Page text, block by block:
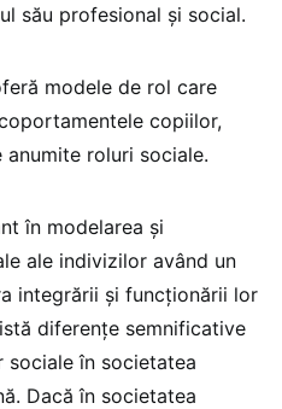
său profesional și social.
modele de rol care
copiilor,
roluri sociale.
în modelarea și
ale indivizilor având un
integrării și funcționării lor
diferențe semnificative
în societatea
Dacă în societatea